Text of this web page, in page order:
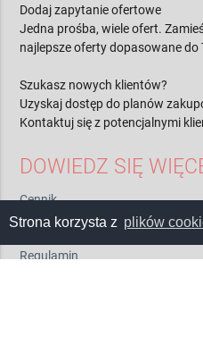
Strona korzysta z plików
PLATFORMA
FIRM
Jedna prośba, wiele ofert.
najlepsze oferty dopasowane
Uzyskaj dostęp do planów
Kontaktuj się z potencjalnymi
DOWIEDZ SIĘ
Cennik